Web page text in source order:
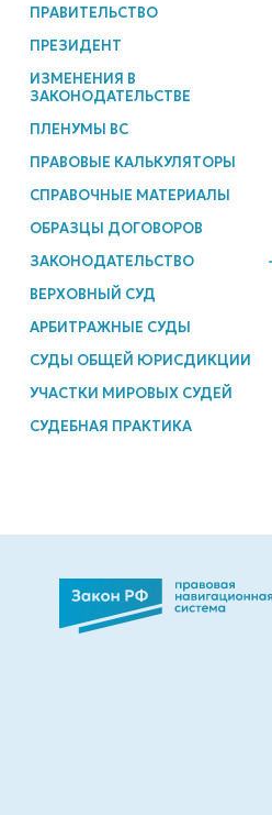
ПРАВИТЕЛЬСТВО
ПРЕЗИДЕНТ
ИЗМЕНЕНИЯ В
ЗАКОНОДАТЕЛЬСТВЕ
ПЛЕНУМЫ ВС
ПРАВОВЫЕ КАЛЬКУЛЯТОРЫ
СПРАВОЧНЫЕ МАТЕРИАЛЫ
ОБРАЗЦЫ ДОГОВОРОВ
ЗАКОНОДАТЕЛЬСТВО
ВЕРХОВНЫЙ СУД
АРБИТРАЖНЫЕ СУДЫ
СУДЫ ОБЩЕЙ ЮРИСДИКЦИИ
УЧАСТКИ МИРОВЫХ СУДЕЙ
СУДЕБНАЯ ПРАКТИКА